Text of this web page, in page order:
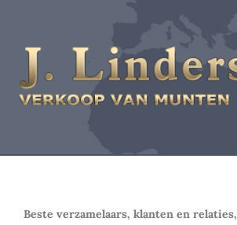
Beste verzamelaars, klanten en relaties,